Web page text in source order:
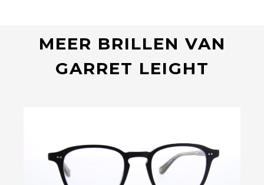
MEER BRILLEN VAN
GARRET LEIGHT